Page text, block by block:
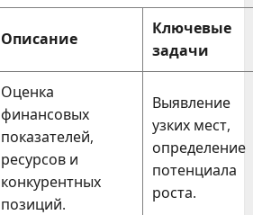
Описание
Ключевые
задачи
Оценка
финансовых
показателей,
ресурсов и
конкурентных
позиций.
Выявление
узких мест,
определение
потенциала
роста.